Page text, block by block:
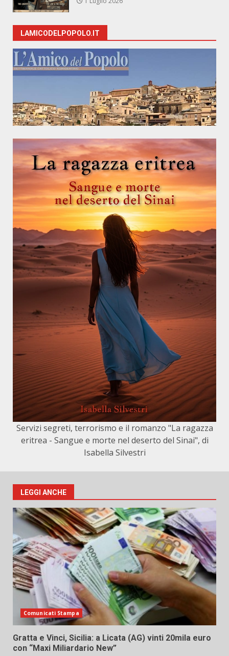
LAMICODELPOPOLO.IT
Servizi segreti, terrorismo e il romanzo "La ragazza
eritrea - Sangue e morte nel deserto del Sinai", di
Isabella Silvestri
LEGGI ANCHE
Comunicati Stampa
Gratta e Vinci, Sicilia: a Licata (AG) vinti 20mila euro
con “Maxi Miliardario New”